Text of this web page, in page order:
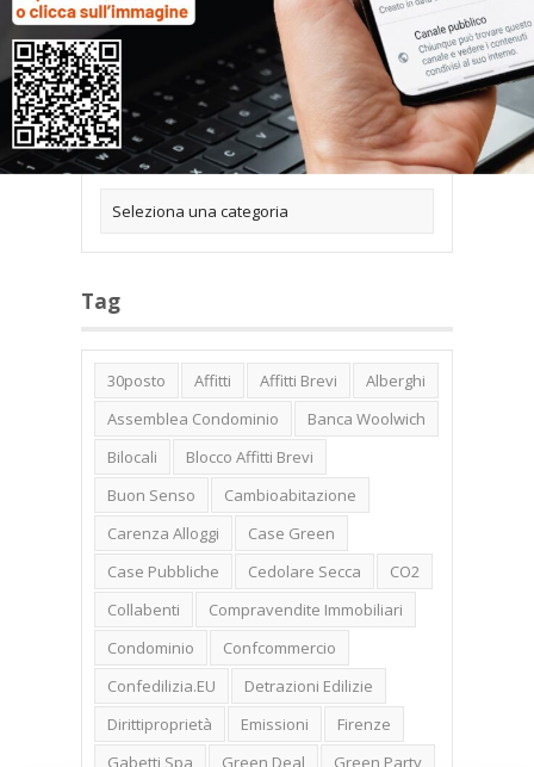
Categorie
Tag
30posto Affitti Affitti Brevi
Alberghi
Assemblea Condominio
Banca Woolwich
Bilocali
Blocco Affitti Brevi
Buon Senso
Cambioabitazione
Carenza Alloggi
Case Green
Case Pubbliche
Cedolare Secca
CO2
Collabenti
Compravendite Immobiliari
Condominio
Confcommercio
Confedilizia.EU
Detrazioni Edilizie
Dirittiproprietà
Emissioni
Firenze